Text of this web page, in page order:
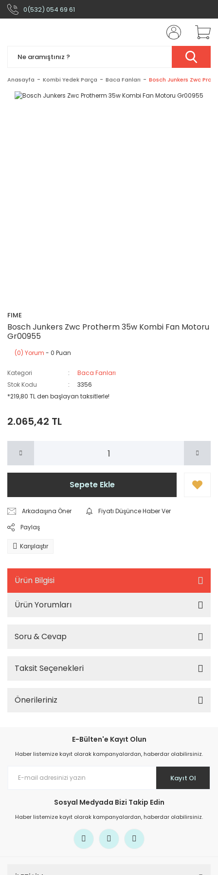
0(532) 054 69 61
Anasayfa Kombi Yedek Parça Baca Fanları Bosch Junkers Zwc
FIME
Bosch Junkers Zwc Protherm 35w Kombi Fan Motoru
Gr00955
(0) Yorum - 0 Puan
Kategori
Baca Fanları
Stok Kodu
3356
*219,80 TL den başlayan taksitlerle!
2.065,42 TL
Sepete Ekle
Arkadaşına Öner
Fiyatı Düşünce Haber Ver
Paylaş
Karşılaştır
Ürün Bilgisi
Ürün Yorumları
Soru & Cevap
Taksit Seçenekleri
Önerileriniz
E-Bülten'e Kayıt Olun
Haber listemize kayıt olarak kampanyalardan, haberdar olabilirsiniz.
Kayıt Ol
Sosyal Medyada Bizi Takip Edin
Haber listemize kayıt olarak kampanyalardan, haberdar olabilirsiniz.